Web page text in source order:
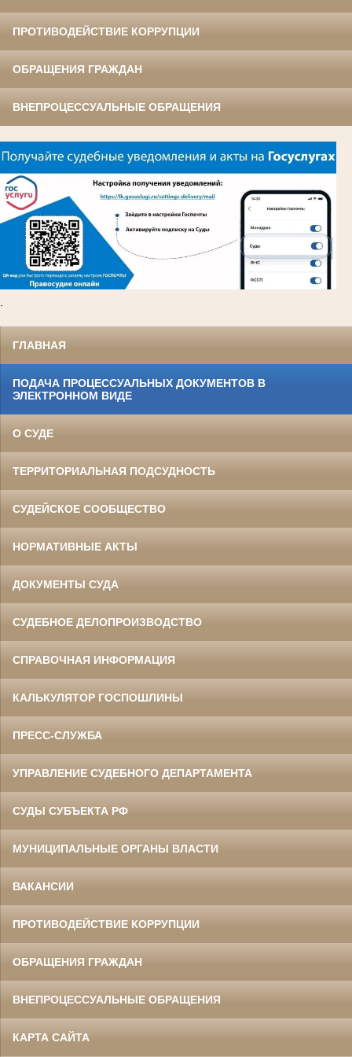
ПРОТИВОДЕЙСТВИЕ КОРРУПЦИИ
ОБРАЩЕНИЯ ГРАЖДАН
ВНЕПРОЦЕССУАЛЬНЫЕ ОБРАЩЕНИЯ
ГЛАВНАЯ
ПОДАЧА ПРОЦЕССУАЛЬНЫХ ДОКУМЕНТОВ В
ЭЛЕКТРОННОМ ВИДЕ
О СУДЕ
ТЕРРИТОРИАЛЬНАЯ ПОДСУДНОСТЬ
СУДЕЙСКОЕ СООБЩЕСТВО
НОРМАТИВНЫЕ АКТЫ
ДОКУМЕНТЫ СУДА
СУДЕБНОЕ ДЕЛОПРОИЗВОДСТВО
СПРАВОЧНАЯ ИНФОРМАЦИЯ
КАЛЬКУЛЯТОР ГОСПОШЛИНЫ
ПРЕСС-СЛУЖБА
УПРАВЛЕНИЕ СУДЕБНОГО ДЕПАРТАМЕНТА
СУДЫ СУБЪЕКТА РФ
МУНИЦИПАЛЬНЫЕ ОРГАНЫ ВЛАСТИ
ВАКАНСИИ
ПРОТИВОДЕЙСТВИЕ КОРРУПЦИИ
ОБРАЩЕНИЯ ГРАЖДАН
ВНЕПРОЦЕССУАЛЬНЫЕ ОБРАЩЕНИЯ
КАРТА САЙТА